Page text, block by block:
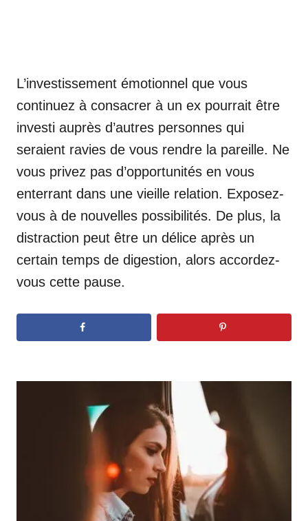
L’investissement émotionnel que vous
continuez à consacrer à un ex pourrait être
investi auprès d’autres personnes qui
seraient ravies de vous rendre la pareille. Ne
vous privez pas d’opportunités en vous
enterrant dans une vieille relation. Exposez-
vous à de nouvelles possibilités. De plus, la
distraction peut être un délice après un
certain temps de digestion, alors accordez-
vous cette pause.
N